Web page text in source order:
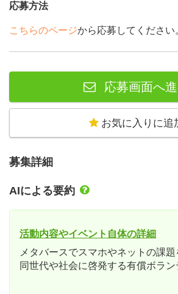
応募方法
こちらのページから応募してください
応募画面へ
お気に入りに追
募集詳細
AIによる要約
活動内容やイベント自体の詳細
メタバースでスマホやネットの課題
同世代や社会に啓発する有償ボラン